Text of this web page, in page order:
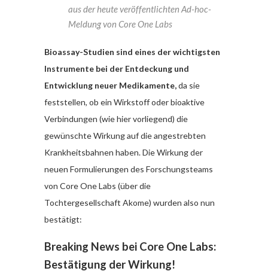
aus der heute veröffentlichten Ad-hoc-
Meldung von Core One Labs
Bioassay-Studien sind eines der wichtigsten
Instrumente bei der Entdeckung und
Entwicklung neuer Medikamente,da sie
feststellen, ob ein Wirkstoff oder bioaktive
Verbindungen (wie hier vorliegend) die
gewünschte Wirkung auf die angestrebten
Krankheitsbahnen haben. Die Wirkung der
neuen Formulierungen des Forschungsteams
von Core One Labs (über die
Tochtergesellschaft Akome) wurden also nun
bestätigt:
Breaking News bei Core One Labs:
Bestätigung der Wirkung!